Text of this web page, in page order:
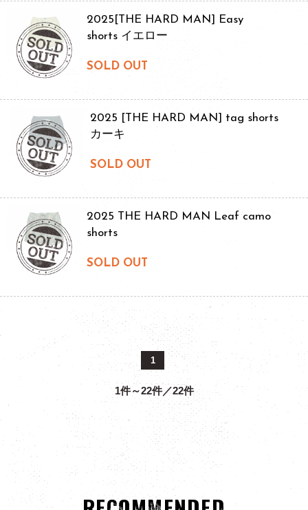
2025[THE HARD MAN] Easy
shorts イエロー
SOLD OUT
2025 [THE HARD MAN] tag shorts
カーキ
SOLD OUT
2025 THE HARD MAN Leaf camo
shorts
SOLD OUT
1
1件～22件／22件